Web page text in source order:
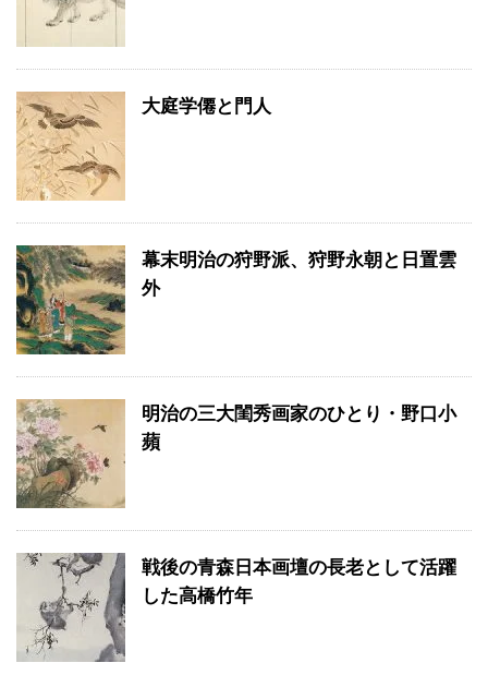
大庭学僊と門人
幕末明治の狩野派、狩野永朝と日置雲
外
明治の三大閨秀画家のひとり・野口小
蘋
戦後の青森日本画壇の長老として活躍
した高橋竹年